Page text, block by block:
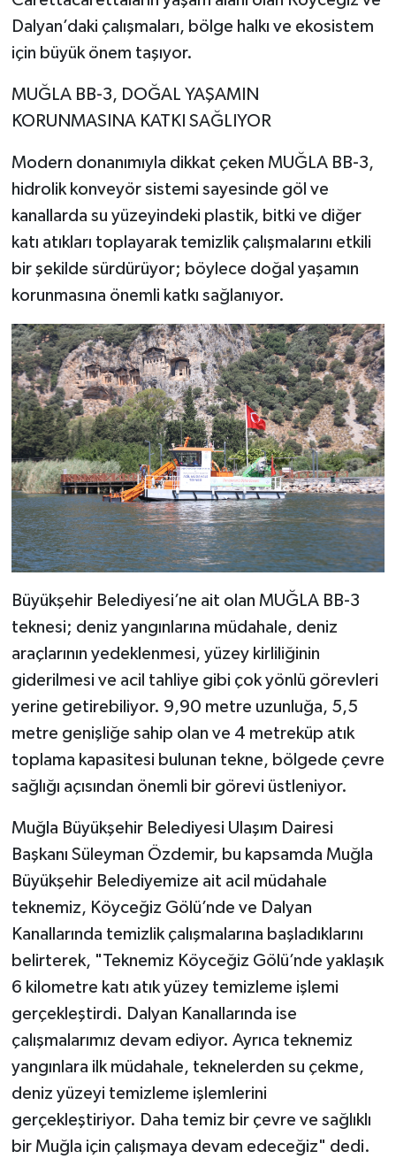
Dalyan’daki çalışmaları, bölge halkı ve ekosistem
için büyük önem taşıyor.
MUĞLA BB-3, DOĞAL YAŞAMIN
KORUNMASINA KATKI SAĞLIYOR
Modern donanımıyla dikkat çeken MUĞLA BB-3,
hidrolik konveyör sistemi sayesinde göl ve
kanallarda su yüzeyindeki plastik, bitki ve diğer
katı atıkları toplayarak temizlik çalışmalarını etkili
bir şekilde sürdürüyor; böylece doğal yaşamın
korunmasına önemli katkı sağlanıyor.
Büyükşehir Belediyesi’ne ait olan MUĞLA BB-3
teknesi; deniz yangınlarına müdahale, deniz
araçlarının yedeklenmesi, yüzey kirliliğinin
giderilmesi ve acil tahliye gibi çok yönlü görevleri
yerine getirebiliyor. 9,90 metre uzunluğa, 5,5
metre genişliğe sahip olan ve 4 metreküp atık
toplama kapasitesi bulunan tekne, bölgede çevre
sağlığı açısından önemli bir görevi üstleniyor.
Muğla Büyükşehir Belediyesi Ulaşım Dairesi
Başkanı Süleyman Özdemir, bu kapsamda Muğla
Büyükşehir Belediyemize ait acil müdahale
teknemiz, Köyceğiz Gölü’nde ve Dalyan
Kanallarında temizlik çalışmalarına başladıklarını
belirterek, "Teknemiz Köyceğiz Gölü’nde yaklaşık
6 kilometre katı atık yüzey temizleme işlemi
gerçekleştirdi. Dalyan Kanallarında ise
çalışmalarımız devam ediyor. Ayrıca teknemiz
yangınlara ilk müdahale, teknelerden su çekme,
deniz yüzeyi temizleme işlemlerini
gerçekleştiriyor. Daha temiz bir çevre ve sağlıklı
bir Muğla için çalışmaya devam edeceğiz" dedi.